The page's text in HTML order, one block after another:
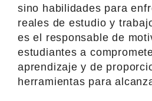
sino habilidades para
reales de estudio y
es el responsable de
estudiantes a
aprendizaje y de
herramientas para